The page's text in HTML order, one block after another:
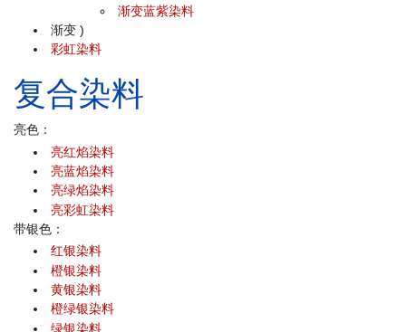
渐变
渐变蓝紫染料
)
彩虹染料
复合染料
亮色：
亮红焰染料
亮蓝焰染料
亮绿焰染料
亮彩虹染料
带银色：
红银染料
橙银染料
黄银染料
橙绿银染料
绿银染料